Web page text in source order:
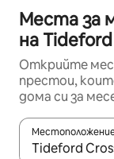
Места за
на
Открийте
престои,
дома си за
Когато